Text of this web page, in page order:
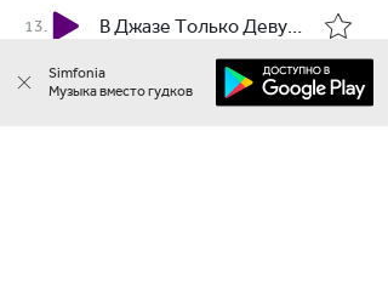
В Джазе Только Девушки?
В Платье Красивого Цвета
Simfonia
Музыка вместо гудков